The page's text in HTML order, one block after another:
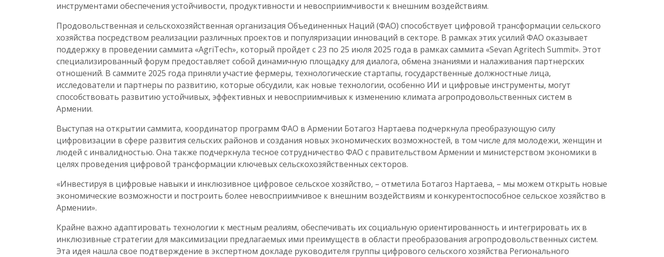
инструментами обеспечения устойчивости, продуктивности и невосприимчивости к внешним воздействиям.
Продовольственная и сельскохозяйственная организация Объединенных Наций (ФАО) способствует цифровой трансформации сельского
хозяйства посредством реализации различных проектов и популяризации инноваций в секторе. В рамках этих усилий ФАО оказывает
поддержку в проведении саммита «AgriTech», который пройдет с 23 по 25 июля 2025 года в рамках саммита «Sevan Agritech Summit». Этот
специализированный форум предоставляет собой динамичную площадку для диалога, обмена знаниями и налаживания партнерских
отношений. В саммите 2025 года приняли участие фермеры, технологические стартапы, государственные должностные лица,
исследователи и партнеры по развитию, которые обсудили, как новые технологии, особенно ИИ и цифровые инструменты, могут
способствовать развитию устойчивых, эффективных и невосприимчивых к изменению климата агропродовольственных систем в
Армении.
Выступая на открытии саммита, координатор программ ФАО в Армении Ботагоз Нартаева подчеркнула преобразующую силу
цифровизации в сфере развития сельских районов и создания новых экономических возможностей, в том числе для молодежи, женщин и
людей с инвалидностью. Она также подчеркнула тесное сотрудничество ФАО с правительством Армении и министерством экономики в
целях проведения цифровой трансформации ключевых сельскохозяйственных секторов.
«Инвестируя в цифровые навыки и инклюзивное цифровое сельское хозяйство, – отметила Ботагоз Нартаева, – мы можем открыть новые
экономические возможности и построить более невосприимчивое к внешним воздействиям и конкурентоспособное сельское хозяйство в
Армении».
Крайне важно адаптировать технологии к местным реалиям, обеспечивать их социальную ориентированность и интегрировать их в
инклюзивные стратегии для максимизации предлагаемых ими преимуществ в области преобразования агропродовольственных систем.
Эта идея нашла свое подтверждение в экспертном докладе руководителя группы цифрового сельского хозяйства Регионального